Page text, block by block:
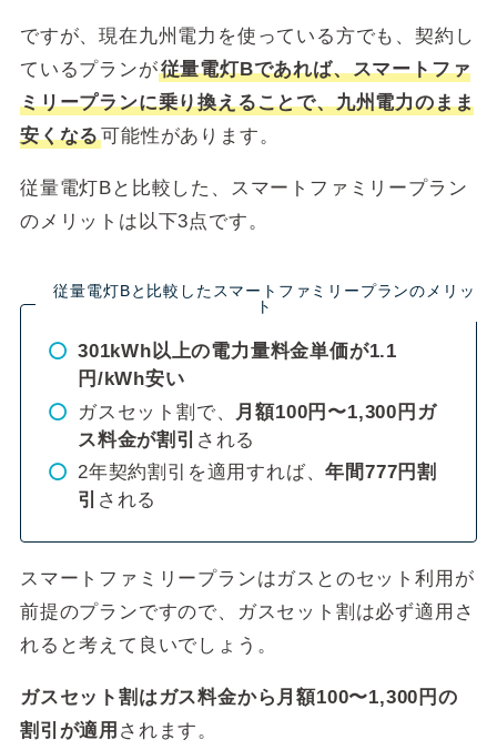
シミュレーシ
ョン
3人暮
らし
144,460円
4人暮
らし
174,701円
10A：316.24円
15A：474.36円
50A：1,581.20円
電力量料金
（1kWhあたりの使用料
〜120kWh：18.37円
8月の
燃料費等調整額
都市ガス
オール電化
あり
ですが、現在九州電力を使っている方でも、契約し
ているプランが従量電灯Bであれば、スマートファ
ミリープランに乗り換えることで、九州電力のまま
安くなる可能性があります。
従量電灯Bと比較した、スマートファミリープラン
のメリットは以下3点です。
従量電灯Bと比較したスマートファミリープランのメリッ
ト
301kWh以上の電力量料金単価が1.1
円/kWh安い
ガスセット割で、
月額100円〜1,300円ガ
ス料金が割引 される
2年契約割引を適用すれば、年間777円割
引 される
スマートファミリープランはガスとのセット利用が
前提のプランですので、ガスセット割は必ず適用さ
れると考えて良いでしょう。
ガスセット割はガス料金から月額100〜1,300円の
割引が適用 されます。